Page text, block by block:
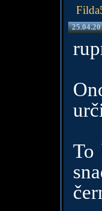
To